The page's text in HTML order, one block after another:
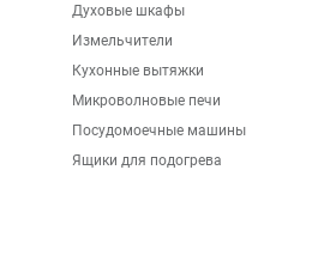
Духовые шкафы
Измельчители
Кухонные вытяжки
Микроволновые печи
Посудомоечные машины
Ящики для подогрева